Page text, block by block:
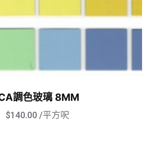
調色玻璃 8MM
$140.00 /平方呎